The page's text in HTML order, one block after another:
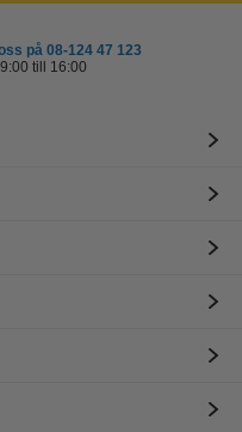
på 08-124 47 123
till 16:00